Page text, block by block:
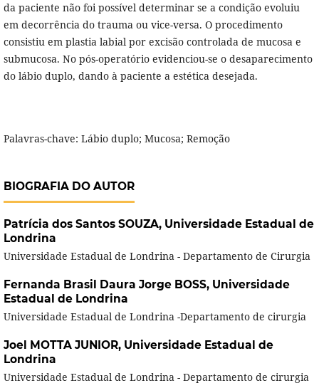
da paciente não foi possível determinar se a condição evoluiu
em decorrência do trauma ou vice-versa. O procedimento
consistiu em plastia labial por excisão controlada de mucosa e
submucosa. No pós-operatório evidenciou-se o desaparecimento
do lábio duplo, dando à paciente a estética desejada.
Palavras-chave: Lábio duplo; Mucosa; Remoção
BIOGRAFIA DO AUTOR
Patrícia dos Santos SOUZA, Universidade Estadual de
Londrina
Universidade Estadual de Londrina - Departamento de Cirurgia
Fernanda Brasil Daura Jorge BOSS, Universidade
Estadual de Londrina
Universidade Estadual de Londrina -Departamento de cirurgia
Joel MOTTA JUNIOR, Universidade Estadual de
Londrina
Universidade Estadual de Londrina - Departamento de cirurgia